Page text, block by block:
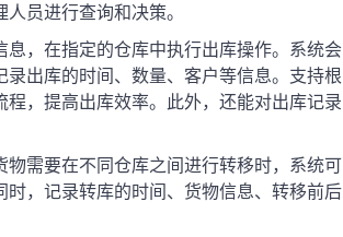
员进行查询和决策。
，在指定的仓库中执行出库操作。系统会
出库的时间、数量、客户等信息。支持根
，提高出库效率。此外，还能对出库记录
需要在不同仓库之间进行转移时，系统可
，记录转库的时间、货物信息、转移前后